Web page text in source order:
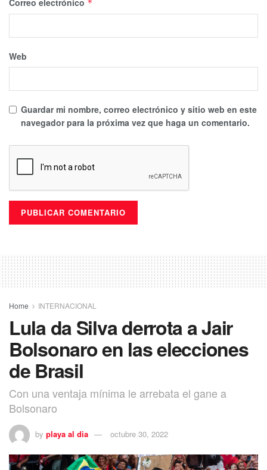
Correo electrónico *
Web
Guardar mi nombre, correo electrónico y sitio web en este
navegador para la próxima vez que haga un comentario.
Home INTERNACIONAL
Lula da Silva derrota a Jair
Bolsonaro en las elecciones
de Brasil
Con una ventaja mínima le arrebata el gane a
Bolsonaro
by playa al dia octubre 30, 2022